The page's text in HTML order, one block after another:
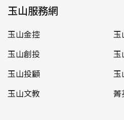
玉山服務網
玉山金控
玉
玉山創投
玉
玉山投顧
玉
玉山文教
菁